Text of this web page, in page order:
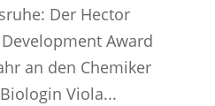
Der Hector
Award
an den Chemiker
Viola...